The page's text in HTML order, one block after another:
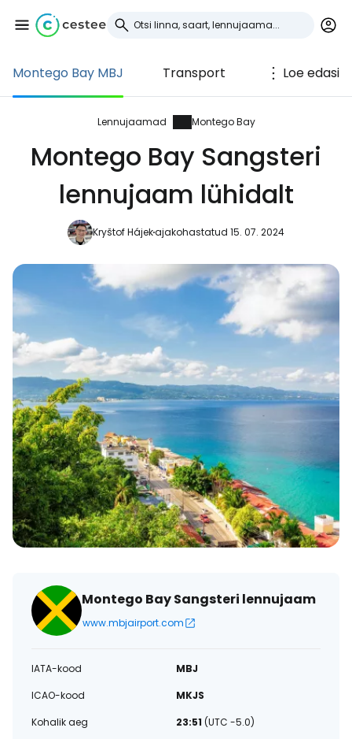
Montego Bay MBJ Transport Loe edasi
Lennujaamad Montego Bay
Montego Bay Sangsteri
lennujaam lühidalt
Kryštof Hájekajakohastatud 15. 07. 2024
Montego Bay Sangsteri lennujaam
www.mbjairport.com
IATA-kood
MBJ
ICAO-kood
MKJS
Kohalik aeg
23:51 (UTC -5.0)
Logi sisse
Cestee'sse
... ülemaailmne reisikogukond
Jätka Facebookiga
Jätkake e-kirjaga